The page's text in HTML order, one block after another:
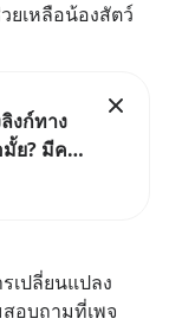
ยเหลือน้องสัตว์
งก์ทาง
มั้ย? มีคน
อกว่า
ทันมุก
เปลี่ยนแปลง
อบถามที่เพจ